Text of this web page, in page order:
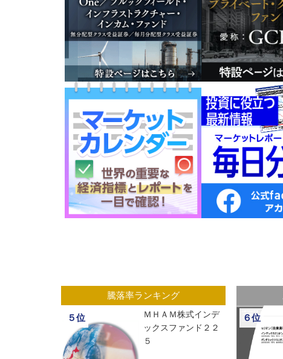
騰落率ランキング
５位
ＭＨＡＭ株式インデ
ックスファンド２２
５
６位